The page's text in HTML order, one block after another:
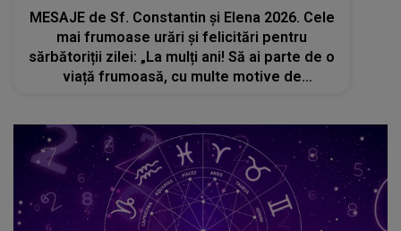
MESAJE de Sf. Constantin și Elena 2026. Cele
mai frumoase urări și felicitări pentru
sărbătoriții zilei: „La mulți ani! Să ai parte de o
viață frumoasă, cu multe motive de